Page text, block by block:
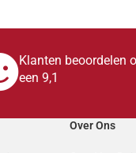
Klanten beoordelen
een 9,1
Over Ons